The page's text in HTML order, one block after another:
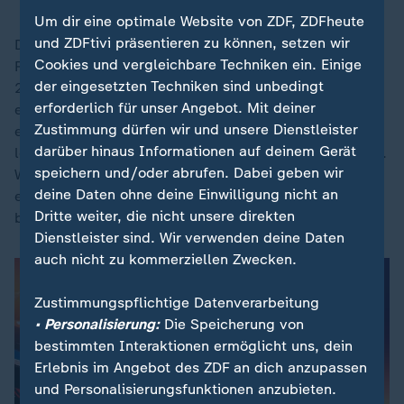
Der ehemalige Bundesliga-Trainer (TSG Hoffenheim,
RB Leipzig, FC Bayern München) hatte im September
2023 die Nachfolge von Hansi Flick angetreten. Seine
ersten Länderspiele bestritt er dabei im Oktober 2023
ebenfalls auf einer US-Reise. Und in Foxborough
leitete er damals sogar seine ersten Trainingseinheiten.
Wenige hundert Meter von dem Übungsplatz entfernt
erlebte Nagelsmann jetzt gegen Paraguay seine
bitterste Niederlage.
Um dir eine optimale Website von ZDF, ZDFheute
und ZDFtivi präsentieren zu können, setzen wir
Cookies und vergleichbare Techniken ein. Einige
der eingesetzten Techniken sind unbedingt
erforderlich für unser Angebot. Mit deiner
Zustimmung dürfen wir und unsere Dienstleister
darüber hinaus Informationen auf deinem Gerät
speichern und/oder abrufen. Dabei geben wir
deine Daten ohne deine Einwilligung nicht an
Dritte weiter, die nicht unsere direkten
Dienstleister sind. Wir verwenden deine Daten
auch nicht zu kommerziellen Zwecken.
Zustimmungspflichtige Datenverarbeitung
• Personalisierung:Die Speicherung von
bestimmten Interaktionen ermöglicht uns, dein
Erlebnis im Angebot des ZDF an dich anzupassen
und Personalisierungsfunktionen anzubieten.